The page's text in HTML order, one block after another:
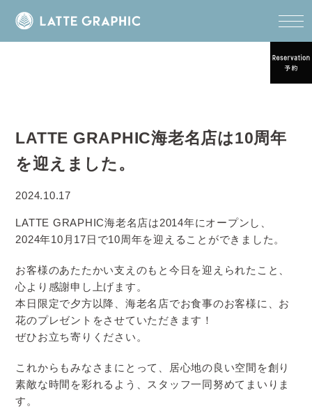
LATTE GRAPHIC海老名店は10周年
を迎えました。
2024.10.17
LATTE GRAPHIC海老名店は2014年にオープンし、
2024年10月17日で10周年を迎えることができました。
お客様のあたたかい支えのもと今日を迎えられたこと、
心より感謝申し上げます。
本日限定で夕方以降、海老名店でお食事のお客様に、お
花のプレゼントをさせていただきます！
ぜひお立ち寄りください。
これからもみなさまにとって、居心地の良い空間を創り
素敵な時間を彩れるよう、スタッフ一同努めてまいりま
す。